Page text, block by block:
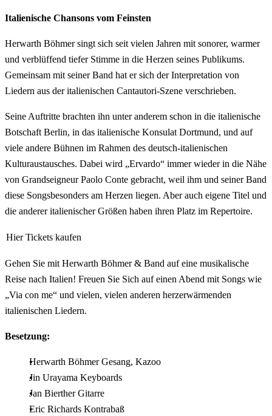
Italienische Chansons vom Feinsten
Herwarth Böhmer singt sich seit vielen Jahren mit sonorer, warmer
und verblüffend tiefer Stimme in die Herzen seines Publikums.
Gemeinsam mit seiner Band hat er sich der Interpretation von
Liedern aus der italienischen Cantautori-Szene verschrieben.
Seine Auftritte brachten ihn unter anderem schon in die italienische
Botschaft Berlin, in das italienische Konsulat Dortmund, und auf
viele andere Bühnen im Rahmen des deutsch-italienischen
Kulturaustausches. Dabei wird „Ervardo“ immer wieder in die Nähe
von Grandseigneur Paolo Conte gebracht, weil ihm und seiner Band
diese Songsbesonders am Herzen liegen. Aber auch eigene Titel und
die anderer italienischer Größen haben ihren Platz im Repertoire.
Hier Tickets kaufen
Gehen Sie mit Herwarth Böhmer & Band auf eine musikalische
Reise nach Italien! Freuen Sie Sich auf einen Abend mit Songs wie
„Via con me“ und vielen, vielen anderen herzerwärmenden
italienischen Liedern.
Besetzung:
Herwarth Böhmer Gesang, Kazoo
Jin Urayama Keyboards
Jan Bierther Gitarre
Eric Richards Kontrabaß